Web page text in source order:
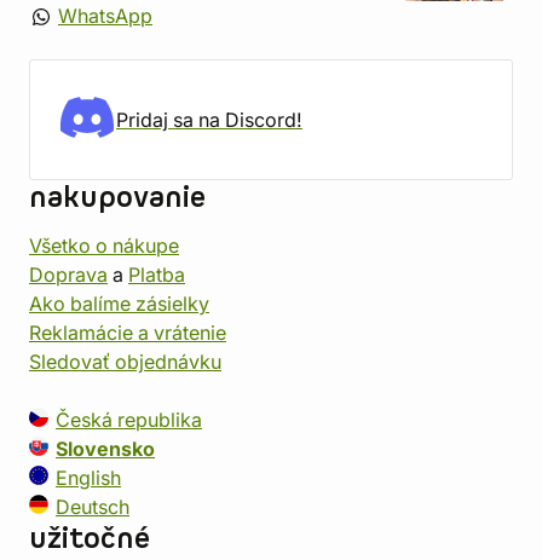
WhatsApp
Pridaj sa na Discord!
nakupovanie
Všetko o nákupe
Doprava a Platba
Ako balíme zásielky
Reklamácie a vrátenie
Sledovať objednávku
Česká republika
Slovensko
English
Deutsch
užitočné